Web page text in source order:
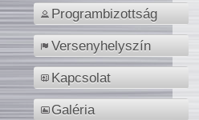
Programbizottság
Versenyhelyszín
Kapcsolat
Galéria